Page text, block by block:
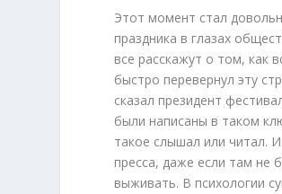
Этот момент стал
праздника в глазах
все расскажут о том, как
быстро перевернул эту
сказал президент
были написаны в таком
такое слышал или читал.
пресса, даже если там не
выживать. В психологии